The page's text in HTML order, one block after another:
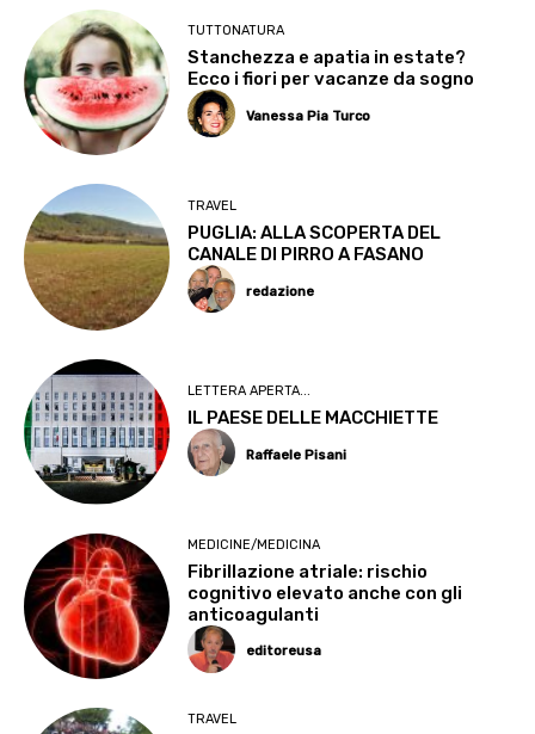
TUTTONATURA
Stanchezza e apatia in estate?
Ecco i fiori per vacanze da sogno
Vanessa Pia Turco
TRAVEL
PUGLIA: ALLA SCOPERTA DEL
CANALE DI PIRRO A FASANO
redazione
LETTERA APERTA...
IL PAESE DELLE MACCHIETTE
Raffaele Pisani
MEDICINE/MEDICINA
Fibrillazione atriale: rischio
cognitivo elevato anche con gli
anticoagulanti
editoreusa
TRAVEL